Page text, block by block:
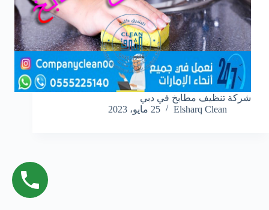
شركة تنظيف مطابخ في دبي
Elsharq Clean
25 مايو، 2023